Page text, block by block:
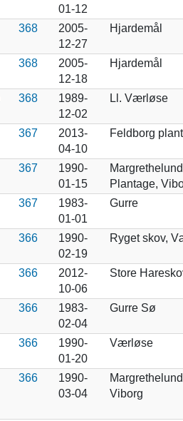
01-12
368
2005-
12-27
Hjardemål
368
2005-
12-18
Hjardemål
368
1989-
12-02
Ll. Værløse
367
2013-
04-10
Feldborg
367
1990-
01-15
Margrethelund
Plantage,
367
1983-
01-01
Gurre
366
1990-
02-19
Ryget skov,
366
2012-
10-06
Store
366
1983-
02-04
Gurre Sø
366
1990-
01-20
Værløse
366
1990-
03-04
Viborg